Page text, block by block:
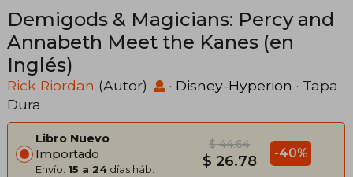
Demigods & Magicians: Percy and
Annabeth Meet the Kanes (en
Inglés)
Rick Riordan (Autor) · Disney-Hyperion · Tapa
Dura
Libro Nuevo
Importado
Envío: 15 a 24 días háb.
$ 44.64
$ 26.78 -40%